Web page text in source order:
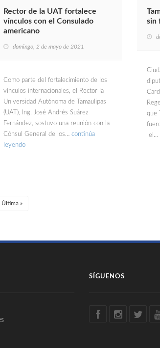
Rector de la UAT fortalece
vínculos con el Consulado
americano
domingo, 2 de mayo de 2021
Como parte del fortalecimiento de los
vínculos internacionales, el Rector la
Universidad Autónoma de Tamaulipas
(UAT), Ing. José Andrés Suárez
Fernández, sostuvo una reunión con la
Cónsul General de los… continúa
leyendo
sin
que
el…
Última »
SÍGUENOS